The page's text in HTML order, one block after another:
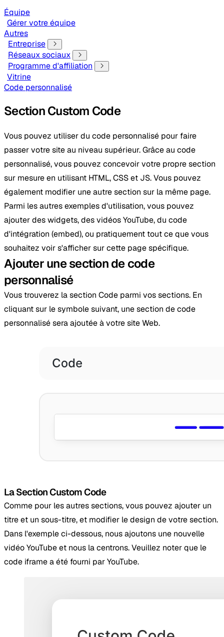
Équipe
Gérer votre équipe
Autres
Entreprise
Réseaux sociaux
Programme d'affiliation
Vitrine
Code personnalisé
Section Custom Code
Vous pouvez utiliser du code personnalisé pour faire
passer votre site au niveau supérieur. Grâce au code
personnalisé, vous pouvez concevoir votre propre section
sur mesure en utilisant HTML, CSS et JS. Vous pouvez
également modifier une autre section sur la même page.
Parmi les autres exemples d'utilisation, vous pouvez
ajouter des widgets, des vidéos YouTube, du code
d'intégration (embed), ou pratiquement tout ce que vous
souhaitez voir s'afficher sur cette page spécifique.
Ajouter une section de code
personnalisé
Vous trouverez la section Code parmi vos sections. En
cliquant sur le symbole suivant, une section de code
personnalisé sera ajoutée à votre site Web.
La Section Custom Code
Comme pour les autres sections, vous pouvez ajouter un
titre et un sous-titre, et modifier le design de votre section.
Dans l'exemple ci-dessous, nous ajoutons une nouvelle
vidéo YouTube et nous la centrons. Veuillez noter que le
code iframe a été fourni par YouTube.